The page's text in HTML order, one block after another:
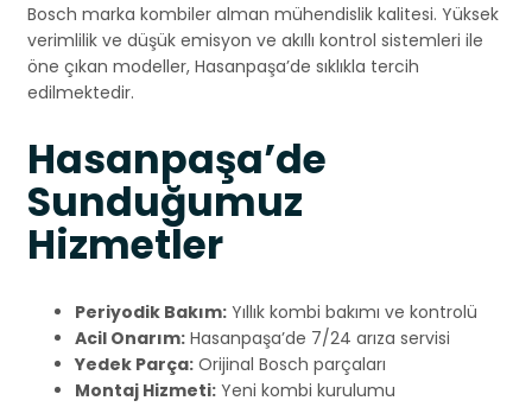
Bosch marka kombiler alman mühendislik kalitesi. Yüksek
verimlilik ve düşük emisyon ve akıllı kontrol sistemleri ile
öne çıkan modeller, Hasanpaşa’de sıklıkla tercih
edilmektedir.
Hasanpaşa’de
Sunduğumuz
Hizmetler
Periyodik Bakım: Yıllık kombi bakımı ve kontrolü
Acil Onarım: Hasanpaşa’de 7/24 arıza servisi
Yedek Parça: Orijinal Bosch parçaları
Montaj Hizmeti: Yeni kombi kurulumu